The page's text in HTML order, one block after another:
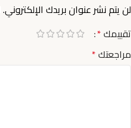
لن يتم نشر عنوان بريدك الإلكتروني.
تقييمك*
مراجعتك*